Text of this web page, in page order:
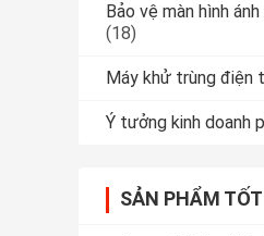
Bảo vệ màn hình
(18)
Máy khử trùng điện
Ý tưởng kinh doanh
SẢN PHẨM